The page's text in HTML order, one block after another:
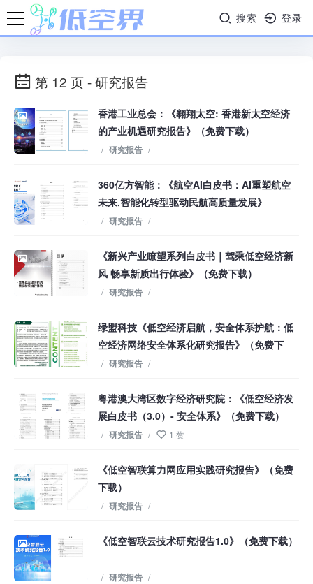
搜索 登录
第 12 页 - 研究报告
香港工业总会：《翱翔太空: 香港新太空经济
的产业机遇研究报告》（免费下载）
/ 研究报告 /
360亿方智能：《航空AI白皮书：AI重塑航空
未来,智能化转型驱动民航高质量发展》
/ 研究报告 /
《新兴产业瞭望系列白皮书｜驾乘低空经济新
风 畅享新质出行体验》（免费下载）
/ 研究报告 /
绿盟科技《低空经济启航，安全体系护航：低
空经济网络安全体系化研究报告》（免费下
载）
/ 研究报告 /
粤港澳大湾区数字经济研究院：《低空经济发
展白皮书（3.0）- 安全体系》（免费下载）
/ 研究报告 / 1 赞
《低空智联算力网应用实践研究报告》（免费
下载）
/ 研究报告 /
《低空智联云技术研究报告1.0》（免费下载）
/ 研究报告 /